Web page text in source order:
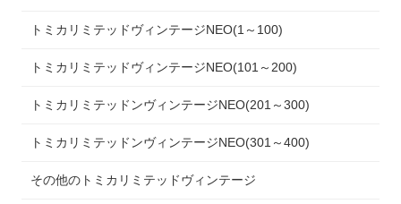
トミカリミテッドヴィンテージNEO(1～100)
トミカリミテッドヴィンテージNEO(101～200)
トミカリミテッドンヴィンテージNEO(201～300)
トミカリミテッドンヴィンテージNEO(301～400)
その他のトミカリミテッドヴィンテージ